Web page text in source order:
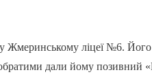
Жмеринському ліцеї №6.
дали йому позивний